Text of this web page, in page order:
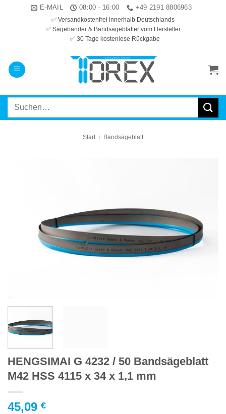
E-MAIL 08:00 - 16:00 +49 2191 8806963
✅ Versandkostenfrei innerhalb Deutschlands
✅ Sägebänder & Bandsägeblätter vom Hersteller
✅ 30 Tage kostenlose Rückgabe
Suchen
Start / Bandsägeblatt
HENGSIMAI G 4232 / 50 Bandsägeblatt
M42 HSS 4115 x 34 x 1,1 mm
45,09 €